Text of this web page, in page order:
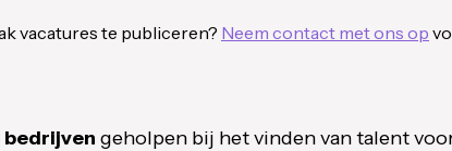
vacatures te publiceren? Neem contact met ons op
bedrijven geholpen bij het vinden van talent